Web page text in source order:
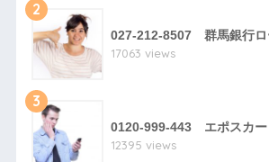
2
027-212-8507 群馬銀行ロ
17063 views
3
0120-999-443 エポスカー
12395 views